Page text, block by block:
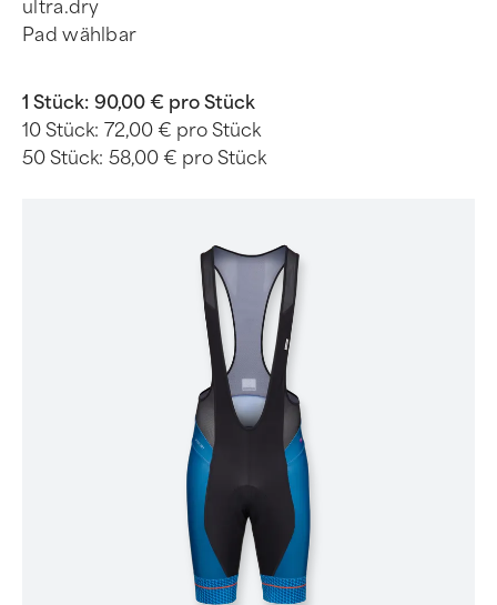
ultra.dry
Pad wählbar
1 Stück: 90,00 € pro Stück
10 Stück: 72,00 € pro Stück
50 Stück: 58,00 € pro Stück